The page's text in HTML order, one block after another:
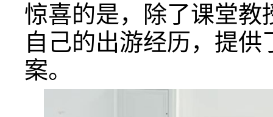
惊喜的是，除了课堂教
自己的出游经历，提
案。